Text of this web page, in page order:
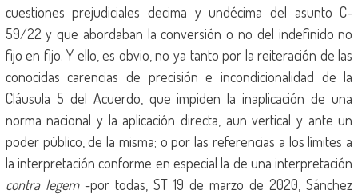
cuestiones prejudiciales decima y undécima del asunto C-
59/22 y que abordaban la conversión o no del indefinido no
fijo en fijo. Y ello, es obvio, no ya tanto por la reiteración de las
conocidas carencias de precisión e incondicionalidad de la
Cláusula 5 del Acuerdo, que impiden la inaplicación de una
norma nacional y la aplicación directa, aun vertical y ante un
poder público, de la misma; o por las referencias a los límites a
la interpretación conforme en especial la de una interpretación
contra legem-por todas, ST 19 de marzo de 2020, Sánchez